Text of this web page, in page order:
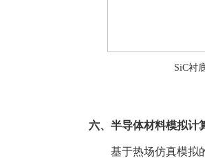
SiC衬
六、半导体材料模拟计
基于热场仿真模拟